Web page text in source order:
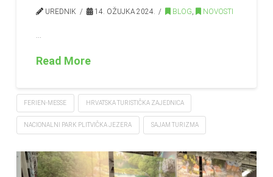
UREDNIK 14. OŽUJKA 2024. BLOG, NOVOSTI
Read More
FERIEN-MESSE HRVATSKA TURISTIČKA ZAJEDNICA
NACIONALNI PARK PLITVIČKA JEZERA SAJAM TURIZMA